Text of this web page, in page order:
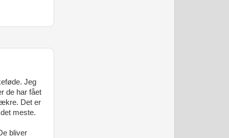
Jeg
de har fået
Det er
meste.
bliver